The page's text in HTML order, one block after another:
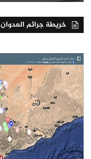
خريطة جرائم العدوان